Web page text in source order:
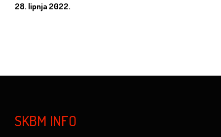
28. lipnja 2022.
SKBM INFO